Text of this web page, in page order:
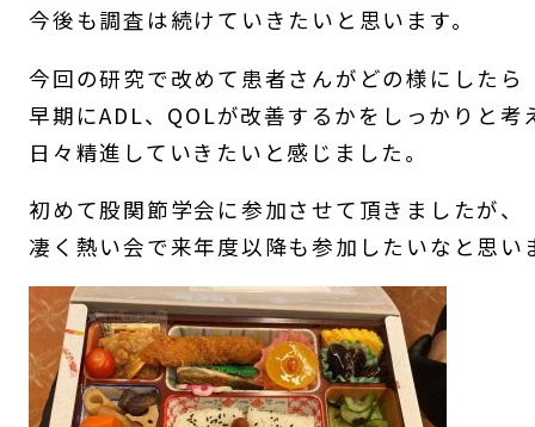
今後も調査は続けていきたいと思います。
今回の研究で改めて患者さんがどの様にしたら
早期にADL、QOLが改善するかをしっかりと考
日々精進していきたいと感じました。
初めて股関節学会に参加させて頂きましたが、
凄く熱い会で来年度以降も参加したいなと思い